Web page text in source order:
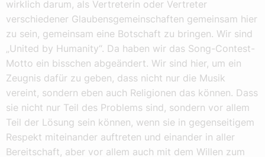
wirklich darum, als Vertreterin oder Vertreter
verschiedener Glaubensgemeinschaften gemeinsam hier
zu sein, gemeinsam eine Botschaft zu bringen. Wir sind
„United by Humanity“. Da haben wir das Song-Contest-
Motto ein bisschen abgeändert. Wir sind hier, um ein
Zeugnis dafür zu geben, dass nicht nur die Musik
vereint, sondern eben auch Religionen das können. Dass
sie nicht nur Teil des Problems sind, sondern vor allem
Teil der Lösung sein können, wenn sie in gegenseitigem
Respekt miteinander auftreten und einander in aller
Bereitschaft, aber vor allem auch mit dem Willen zum